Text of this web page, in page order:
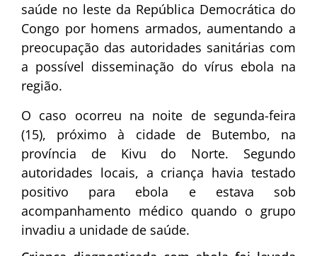
saúde no leste da República Democrática do
Congo por homens armados, aumentando a
preocupação das autoridades sanitárias com
a possível disseminação do vírus ebola na
região.
O caso ocorreu na noite de segunda-feira
(15), próximo à cidade de Butembo, na
província de Kivu do Norte. Segundo
autoridades locais, a criança havia testado
positivo para ebola e estava sob
acompanhamento médico quando o grupo
invadiu a unidade de saúde.